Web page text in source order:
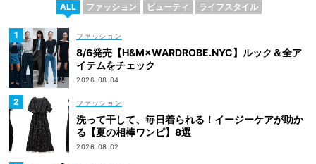
ALL ファッション ビューティ ライフスタイル
ファッション
8/6発売【H&M×WARDROBE.NYC】ルック＆全ア
イテムをチェック
2026.08.04
ファッション
洗って干して、毎日着られる！イージーケアが助か
る【夏の相棒ワンピ】8選
2026.08.02